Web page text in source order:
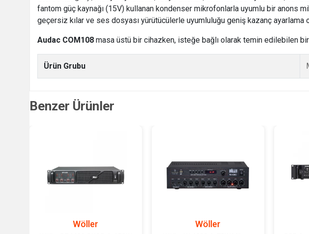
fantom güç kaynağı (15V) kullanan kondenser mikrofonlarla uyumlu bir anons
geçersiz kılar ve ses dosyası yürütücülerle uyumluluğu geniş kazanç ayarlama
Audac COM108 masa üstü bir cihazken, isteğe bağlı olarak temin edilebilen
Ürün Grubu
Benzer Ürünler
Wöller Wöller